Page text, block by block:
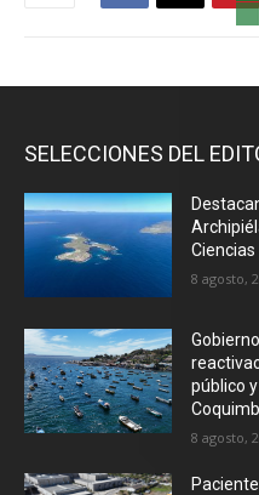
SELECCIONES DEL
8 agosto,
público
8 agosto,